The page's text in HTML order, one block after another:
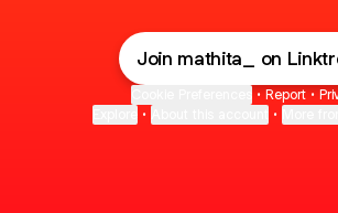
Join mathita_ on
• Report •
• •